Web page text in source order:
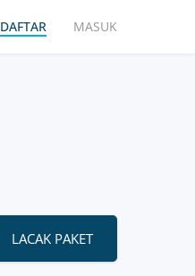
DAFTAR MASUK
LACAK PAKET